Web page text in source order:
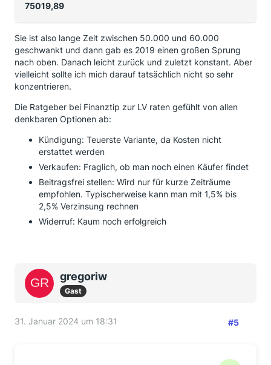
75019,89
Sie ist also lange Zeit zwischen 50.000 und 60.000
geschwankt und dann gab es 2019 einen großen Sprung
nach oben. Danach leicht zurück und zuletzt konstant. Aber
vielleicht sollte ich mich darauf tatsächlich nicht so sehr
konzentrieren.
Die Ratgeber bei Finanztip zur LV raten gefühlt von allen
denkbaren Optionen ab:
Kündigung: Teuerste Variante, da Kosten nicht
erstattet werden
Verkaufen: Fraglich, ob man noch einen Käufer findet
Beitragsfrei stellen: Wird nur für kurze Zeiträume
empfohlen. Typischerweise kann man mit 1,5% bis
2,5% Verzinsung rechnen
Widerruf: Kaum noch erfolgreich
gregoriw
Gast
31. Januar 2024 um 18:31 #5